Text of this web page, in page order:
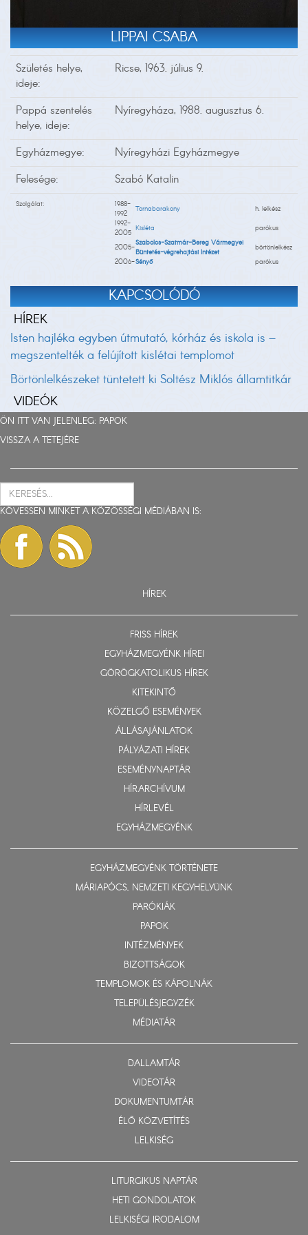
LIPPAI CSABA
Születés helye,
ideje:
Ricse, 1963. július 9.
Pappá szentelés
helye, ideje:
Nyíregyháza, 1988. augusztus 6.
Egyházmegye:
Nyíregyházi Egyházmegye
Felesége:
Szabó Katalin
Szolgálat:
1988-
1992
Tornabarakony
h. lelkész
1992-
2005 Kisléta
parókus
2005-Szabolcs-Szatmár-Bereg Vármegyei
Büntetés-végrehajtási Intézet
börtönlelkész
2006-Sényő parókus
KAPCSOLÓDÓ
HÍREK
Isten hajléka egyben útmutató, kórház és iskola is –
megszentelték a felújított kislétai templomot
Börtönlelkészeket tüntetett ki Soltész Miklós államtitkár
VIDEÓK
ÖN ITT VAN JELENLEG: PAPOK
VISSZA A TETEJÉRE
KÖVESSEN MINKET A KÖZÖSSÉGI MÉDIÁBAN IS:
HÍREK
FRISS HÍREK
EGYHÁZMEGYÉNK HÍREI
GÖRÖGKATOLIKUS HÍREK
KITEKINTŐ
KÖZELGŐ ESEMÉNYEK
ÁLLÁSAJÁNLATOK
PÁLYÁZATI HÍREK
ESEMÉNYNAPTÁR
HÍRARCHÍVUM
HÍRLEVÉL
EGYHÁZMEGYÉNK
EGYHÁZMEGYÉNK TÖRTÉNETE
MÁRIAPÓCS, NEMZETI KEGYHELYÜNK
PARÓKIÁK
PAPOK
INTÉZMÉNYEK
BIZOTTSÁGOK
TEMPLOMOK ÉS KÁPOLNÁK
TELEPÜLÉSJEGYZÉK
MÉDIATÁR
DALLAMTÁR
VIDEOTÁR
DOKUMENTUMTÁR
ÉLŐ KÖZVETÍTÉS
LELKISÉG
LITURGIKUS NAPTÁR
HETI GONDOLATOK
LELKISÉGI IRODALOM